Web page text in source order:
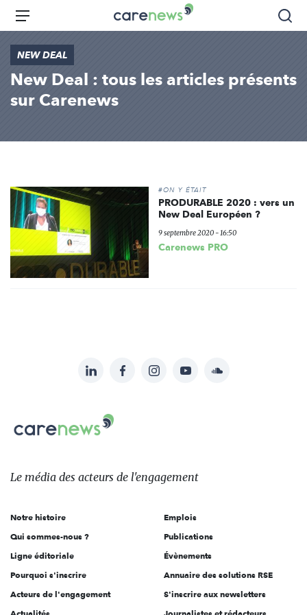
Aller
principal
Carenews,
Le
acteurs
l'engagement
Menu
NEW DEAL
New Deal : tous les articles présents
sur Carenews
#ON Y ÉTAIT
PRODURABLE 2020 : vers un
New Deal Européen ?
9 septembre 2020 - 16:50
Carenews PRO
sur:
LinkedInFacebookInstagramYouTubeSoundcloud
Carenews,
Le
des
l'engagement
Le média des acteurs de l'engagement
Notre histoire
Qui sommes-nous ?
Ligne éditoriale
Pourquoi s'inscrire
Acteurs de l'engagement
Emplois
Publications
Évènements
Annuaire des solutions RSE
S'inscrire aux newsletters